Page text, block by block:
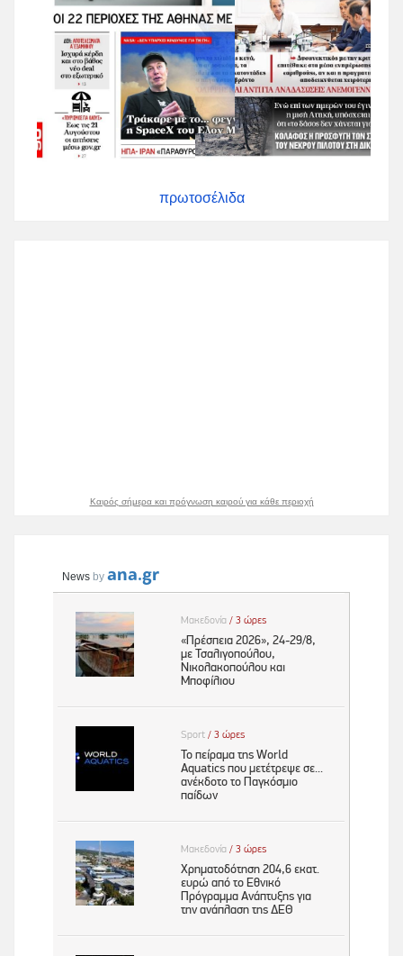
πρωτοσέλιδα
Καιρός σήμερα και πρόγνωση καιρού για κάθε περιοχή